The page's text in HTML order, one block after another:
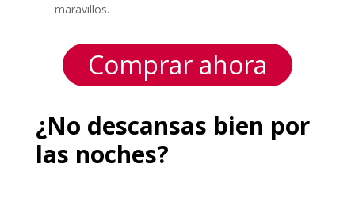
maravillos.
Comprar ahora
¿No descansas bien por
las noches?